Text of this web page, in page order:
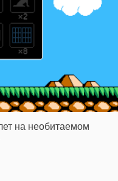
на необитаемом